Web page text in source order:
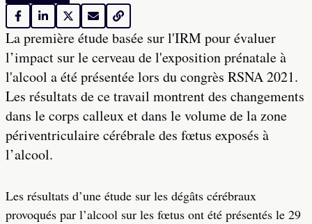
La première étude basée sur l'IRM pour évaluer
l’impact sur le cerveau de l'exposition prénatale à
l'alcool a été présentée lors du congrès RSNA 2021.
Les résultats de ce travail montrent des changements
dans le corps calleux et dans le volume de la zone
périventriculaire cérébrale des fœtus exposés à
l’alcool.
Les résultats d’une étude sur les dégâts cérébraux
provoqués par l’alcool sur les fœtus ont été présentés le 29